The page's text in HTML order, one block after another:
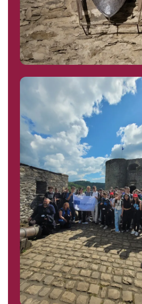
Abonnez-vous à notre
tenu au courant des
l'école !